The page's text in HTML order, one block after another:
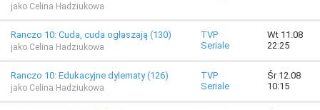
jako Celina Hadziukowa
Ranczo 10: Cuda, cuda ogłaszają (130)
jako Celina Hadziukowa
TVP
Seriale
Wt 11.08
22:25
Ranczo 10: Edukacyjne dylematy (126)
jako Celina Hadziukowa
TVP
Seriale
Śr 12.08
10:15